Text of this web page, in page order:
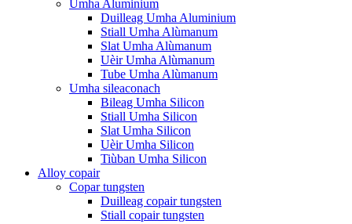
Umha Aluminium
Duilleag Umha Aluminium
Stiall Umha Alùmanum
Slat Umha Alùmanum
Uèir Umha Alùmanum
Tube Umha Alùmanum
Umha sileaconach
Bileag Umha Silicon
Stiall Umha Silicon
Slat Umha Silicon
Uèir Umha Silicon
Tiùban Umha Silicon
Alloy copair
Copar tungsten
Duilleag copair tungsten
Stiall copair tungsten